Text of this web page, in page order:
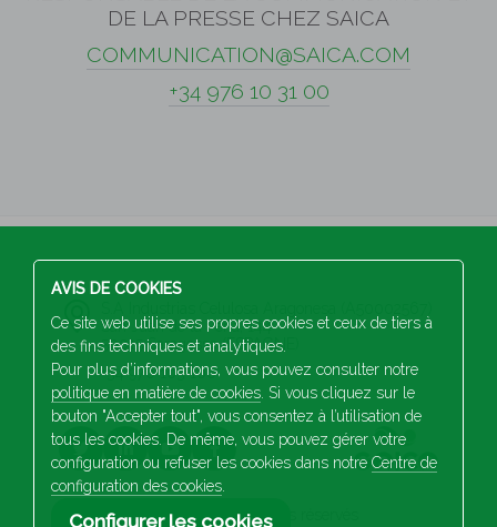
DE LA PRESSE CHEZ SAICA
COMMUNICATION@SAICA.COM
+34 976 10 31 00
San Juan de la Peña, 144
50015 Saragosse (ESPAGNE)
+34 976 103 100
2026 Saica. Tous droits réservés
AVIS DE COOKIES
Ce site web utilise ses propres cookies et ceux de tiers à
des fins techniques et analytiques.
Pour plus d’informations, vous pouvez consulter notre
politique en matière de cookies . Si vous cliquez sur le
bouton "Accepter tout", vous consentez à l’utilisation de
tous les cookies. De même, vous pouvez gérer votre
configuration ou refuser les cookies dans notre Centre de
configuration des cookies
Configurer les cookies